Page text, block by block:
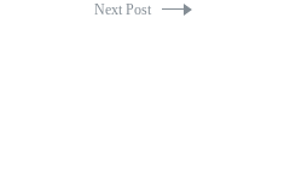
Next Post